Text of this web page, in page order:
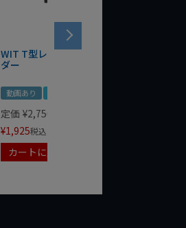
WIT T型レンチマグネットホル
ダー
動画あり
定価 ¥2,750
¥1,925税込
カートに入れる